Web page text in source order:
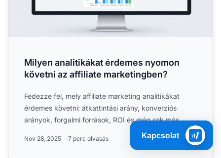
Milyen analitikákat érdemes nyomon
követni az affiliate marketingben?
Fedezze fel, mely affiliate marketing analitikákat
érdemes követni: átkattintási arány, konverziós
arányok, forgalmi források, ROI és még sok más.
Nov 28, 2025 7 perc olvasás Kapcsolat